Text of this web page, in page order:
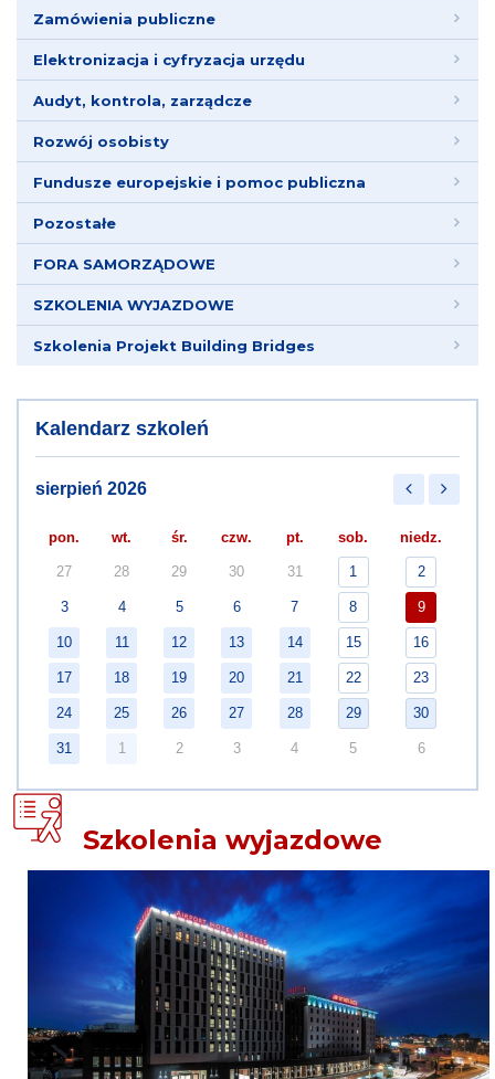
Zamówienia publiczne
Elektronizacja i cyfryzacja urzędu
Audyt, kontrola, zarządcze
Rozwój osobisty
Fundusze europejskie i pomoc publiczna
Pozostałe
FORA SAMORZĄDOWE
SZKOLENIA WYJAZDOWE
Szkolenia Projekt Building Bridges
Kalendarz szkoleń
sierpień 2026
pon. wt. śr. czw. pt. sob. niedz.
27 28 29 30 31 1 2
3 4 5 6 7 8 9
10 11 12 13 14 15 16
17 18 19 20 21 22 23
24 25 26 27 28 29 30
31 1 2 3 4 5 6
Szkolenia wyjazdowe